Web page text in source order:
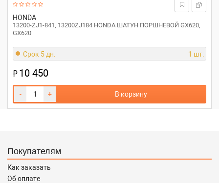
HONDA
13200-ZJ1-841, 13200ZJ184 HONDA ШАТУН ПОРШНЕВОЙ GX620,
GX620
Срок 5 дн. 1 шт.
₽10 450
- + В корзину
Покупателям
Как заказать
Об оплате